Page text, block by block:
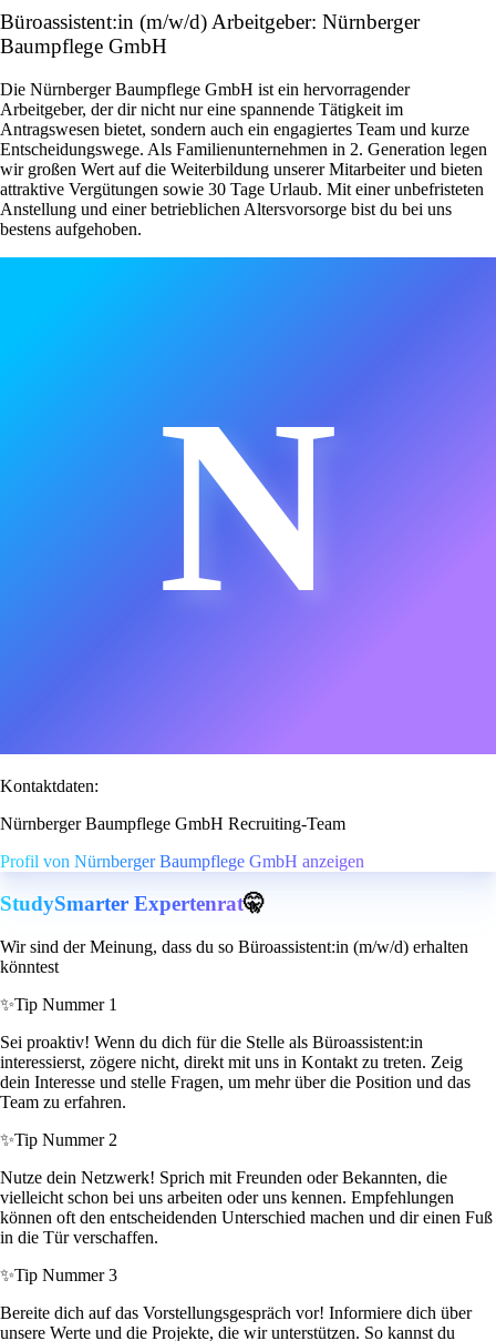
Büroassistent:in (m/w/d) Arbeitgeber: Nürnberger
Baumpflege GmbH
Die Nürnberger Baumpflege GmbH ist ein hervorragender
Arbeitgeber, der dir nicht nur eine spannende Tätigkeit im
Antragswesen bietet, sondern auch ein engagiertes Team und kurze
Entscheidungswege. Als Familienunternehmen in 2. Generation legen
wir großen Wert auf die Weiterbildung unserer Mitarbeiter und bieten
attraktive Vergütungen sowie 30 Tage Urlaub. Mit einer unbefristeten
Anstellung und einer betrieblichen Altersvorsorge bist du bei uns
bestens aufgehoben.
N
Kontaktdaten:
Nürnberger Baumpflege GmbH Recruiting-Team
Profil von Nürnberger Baumpflege GmbH anzeigen
StudySmarter Expertenrat🤫
Wir sind der Meinung, dass du so Büroassistent:in (m/w/d) erhalten
könntest
✨Tip Nummer 1
Sei proaktiv! Wenn du dich für die Stelle als Büroassistent:in
interessierst, zögere nicht, direkt mit uns in Kontakt zu treten. Zeig
dein Interesse und stelle Fragen, um mehr über die Position und das
Team zu erfahren.
✨Tip Nummer 2
Nutze dein Netzwerk! Sprich mit Freunden oder Bekannten, die
vielleicht schon bei uns arbeiten oder uns kennen. Empfehlungen
können oft den entscheidenden Unterschied machen und dir einen Fuß
in die Tür verschaffen.
✨Tip Nummer 3
Bereite dich auf das Vorstellungsgespräch vor! Informiere dich über
unsere Werte und die Projekte, die wir unterstützen. So kannst du